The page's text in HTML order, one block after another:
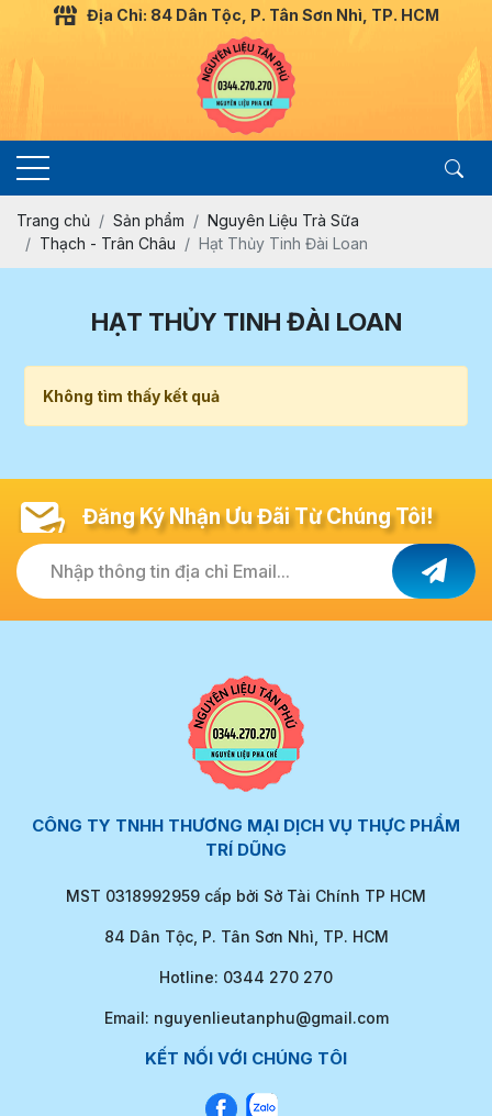
Địa Chỉ: 84 Dân Tộc, P. Tân Sơn Nhì, TP. HCM
Trang chủ Sản phẩm
Nguyên Liệu Trà Sữa
Thạch - Trân Châu
Hạt Thủy Tinh Đài Loan
HẠT THỦY TINH ĐÀI LOAN
Không tìm thấy kết quả
Đăng Ký Nhận Ưu Đãi Từ Chúng Tôi!
Nhập thông tin địa chỉ Email...
CÔNG TY TNHH THƯƠNG MẠI DỊCH VỤ THỰC PHẨM
TRÍ DŨNG
MST 0318992959 cấp bởi Sở Tài Chính TP HCM
84 Dân Tộc, P. Tân Sơn Nhì, TP. HCM
Hotline: 0344 270 270
Email: nguyenlieutanphu@gmail.com
KẾT NỐI VỚI CHÚNG TÔI